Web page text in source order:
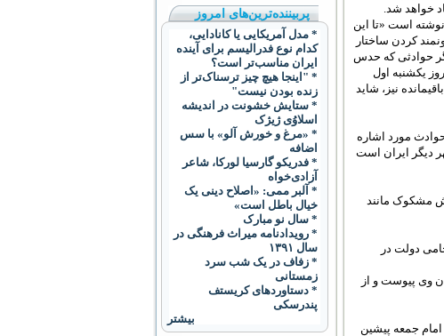
خواهد شد.
است «تا اين
کردن ساختار
حوادثی که حدس
یکشنبه اول
باقيمانده نيز، شايد
مورد اشاره
دیگر ایران است
مشکوک مانند
دولت در
بود اما در سال ۱۳۸۸ به جمع منتقدان وی پيوست و از
امام جمعه پيشين
پربیننده‌ترین‌های امروز
* مدل آمریکایی یا کانادایی،
کدام نوع فدرالیسم برای آینده
ایران مناسب‌‌تر است؟
* "اینجا هیچ چیز ترسناک‌تر از
زنده بودن نیست"
* ستایش خشونت در اندیشه
اسلاوُی ژیژک
* «مرغ و خورش آلو» با سس
اضافه
* فدریکو گارسیا لورکا، شاعر
آزادی‌خواه
* آلبر ممی: «اصلاح دینی یک
خیال باطل است»
* سال نو مبارک
* رویدادنامه میراث فرهنگی در
سال ۱۳۹۱
* زفاف در یک شب سرد
زمستانی
* دستاوردهای کریستف
پندرسکی
بیشتر